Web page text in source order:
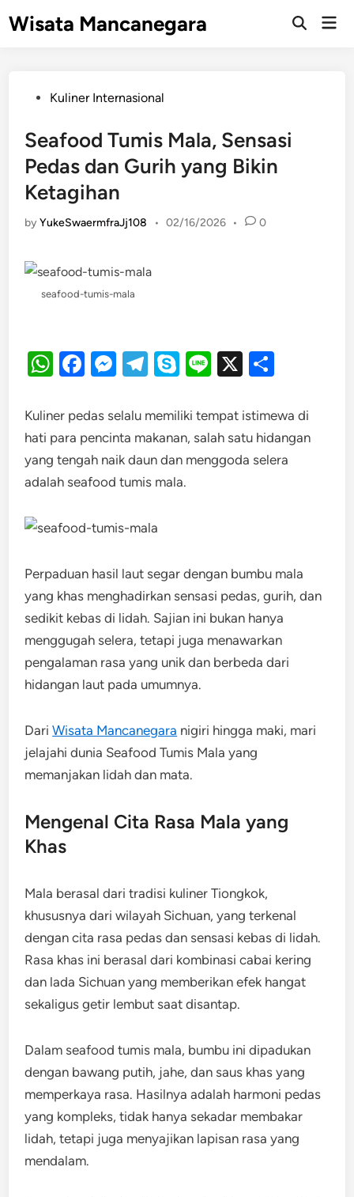
toWisata Mancanegara
Open
PostedKuliner Internasional
Seafood Tumis Mala, Sensasi
Pedas dan Gurih yang Bikin
Ketagihan
byYukeSwaermfraJj108 • 02/16/2026 • 0
seafood-tumis-mala
WhatsApp
Facebook
Messenger
Telegram
Skype
Line
X
Kuliner pedas selalu memiliki tempat istimewa di
hati para pencinta makanan, salah satu hidangan
yang tengah naik daun dan menggoda selera
adalah seafood tumis mala.
Perpaduan hasil laut segar dengan bumbu mala
yang khas menghadirkan sensasi pedas, gurih, dan
sedikit kebas di lidah. Sajian ini bukan hanya
menggugah selera, tetapi juga menawarkan
pengalaman rasa yang unik dan berbeda dari
hidangan laut pada umumnya.
DariWisata Mancanegara nigiri hingga maki, mari
jelajahi dunia Seafood Tumis Mala yang
memanjakan lidah dan mata.
Mengenal Cita Rasa Mala yang
Khas
Mala berasal dari tradisi kuliner Tiongkok,
khususnya dari wilayah Sichuan, yang terkenal
dengan cita rasa pedas dan sensasi kebas di lidah.
Rasa khas ini berasal dari kombinasi cabai kering
dan lada Sichuan yang memberikan efek hangat
sekaligus getir lembut saat disantap.
Dalam seafood tumis mala, bumbu ini dipadukan
dengan bawang putih, jahe, dan saus khas yang
memperkaya rasa. Hasilnya adalah harmoni pedas
yang kompleks, tidak hanya sekadar membakar
lidah, tetapi juga menyajikan lapisan rasa yang
mendalam.